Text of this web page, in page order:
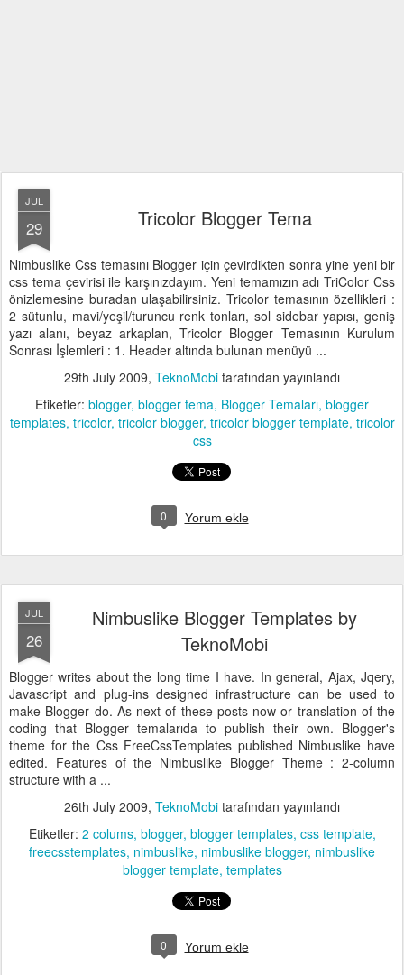
JUL
29 Tricolor Blogger Tema
Nimbuslike Css temasını Blogger için çevirdikten sonra yine yeni bir
css tema çevirisi ile karşınızdayım. Yeni temamızın adı TriColor Css
önizlemesine buradan ulaşabilirsiniz. Tricolor temasının özellikleri :
2 sütunlu, mavi/yeşil/turuncu renk tonları, sol sidebar yapısı, geniş
yazı alanı, beyaz arkaplan, Tricolor Blogger Temasının Kurulum
Sonrası İşlemleri : 1. Header altında bulunan menüyü ...
29th July 2009, TeknoMobi tarafından yayınlandı
Etiketler: blogger blogger tema Blogger Temaları blogger
templates tricolor tricolor blogger tricolor blogger template tricolor
css
0 Yorum ekle
JUL
26
Nimbuslike Blogger Templates by
TeknoMobi
Blogger writes about the long time I have. In general, Ajax, Jqery,
Javascript and plug-ins designed infrastructure can be used to
make Blogger do. As next of these posts now or translation of the
coding that Blogger temalarıda to publish their own. Blogger's
theme for the Css FreeCssTemplates published Nimbuslike have
edited. Features of the Nimbuslike Blogger Theme : 2-column
structure with a ...
26th July 2009, TeknoMobi tarafından yayınlandı
Etiketler: 2 colums blogger blogger templates css template
freecsstemplates nimbuslike nimbuslike blogger nimbuslike
blogger template templates
0 Yorum ekle